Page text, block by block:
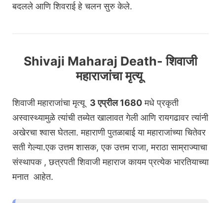
बदलले आणि शिवराई हे चलन सुरु केले.
Shivaji Maharaj Death- शिवाजी
महाराजांचा मृत्यू
शिवाजी महाराजांचा मृत्यू 3 एप्रील 1680मधे प्रकृती
अस्वास्थ्यामुळे त्यांची तब्येत खालावत गेली आणि रायगढावर त्यांनी
अखेरचा श्वास घेतला. महाराणी पुतळाबाई या महाराजांच्या चितेवर
सती गेल्या.एक उत्तम शासक, एक उत्तम राजा, मराठा साम्राज्याचा
संस्थापक , छत्रपती शिवाजी महाराज कायम प्रत्येक भारतियाच्या
मनात आहेत.